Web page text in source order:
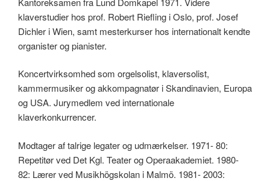
klaverstudier hos prof. Robert Riefling i Oslo, prof. Josef
Dichler i Wien, samt mesterkurser hos internationalt kendte
organister og pianister.
Koncertvirksomhed som orgelsolist, klaversolist,
kammermusiker og akkompagnatør i Skandinavien, Europa
og USA. Jurymedlem ved internationale
klaverkonkurrencer.
Modtager af talrige legater og udmærkelser. 1971- 80:
Repetitør ved Det Kgl. Teater og Operaakademiet. 1980-
82: Lærer ved Musikhögskolan i Malmö. 1981- 2003: